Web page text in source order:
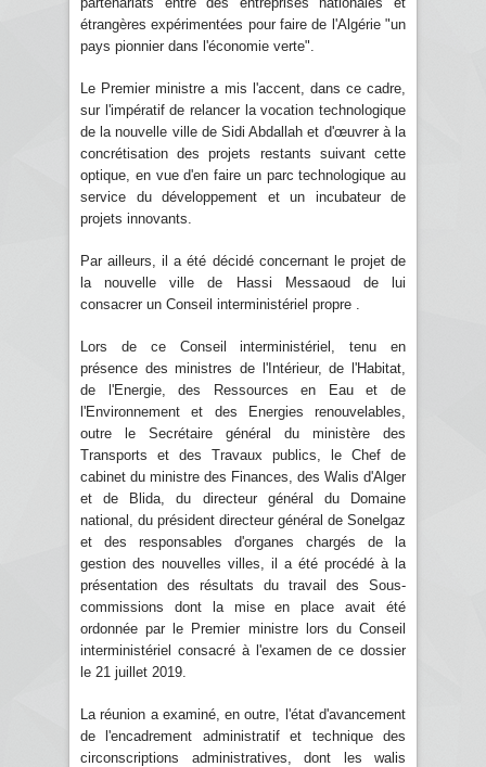
étrangères expérimentées pour faire de l'Algérie "un
pays pionnier dans l'économie verte".
Le Premier ministre a mis l'accent, dans ce cadre,
sur l'impératif de relancer la vocation technologique
de la nouvelle ville de Sidi Abdallah et d'œuvrer à la
concrétisation des projets restants suivant cette
optique, en vue d'en faire un parc technologique au
service du développement et un incubateur de
projets innovants.
Par ailleurs, il a été décidé concernant le projet de
la nouvelle ville de Hassi Messaoud de lui
consacrer un Conseil interministériel propre .
Lors de ce Conseil interministériel, tenu en
présence des ministres de l'Intérieur, de l'Habitat,
de l'Energie, des Ressources en Eau et de
l'Environnement et des Energies renouvelables,
outre le Secrétaire général du ministère des
Transports et des Travaux publics, le Chef de
cabinet du ministre des Finances, des Walis d'Alger
et de Blida, du directeur général du Domaine
national, du président directeur général de Sonelgaz
et des responsables d'organes chargés de la
gestion des nouvelles villes, il a été procédé à la
présentation des résultats du travail des Sous-
commissions dont la mise en place avait été
ordonnée par le Premier ministre lors du Conseil
interministériel consacré à l'examen de ce dossier
le 21 juillet 2019.
La réunion a examiné, en outre, l'état d'avancement
de l'encadrement administratif et technique des
circonscriptions administratives, dont les walis